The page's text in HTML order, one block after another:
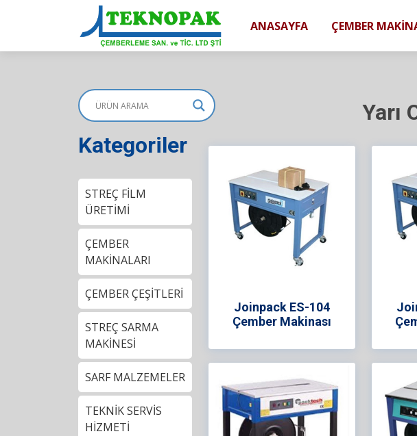
ANASAYFA ÇEMBER
Kategoriler
STREÇ FİLM
ÜRETİMİ
ÇEMBER
MAKİNALARI
ÇEMBER ÇEŞİTLERİ
STREÇ SARMA
MAKİNESİ
SARF MALZEMELER
TEKNİK SERVİS
HİZMETİ
Yarı
Joinpack ES-104
Çember Makinası